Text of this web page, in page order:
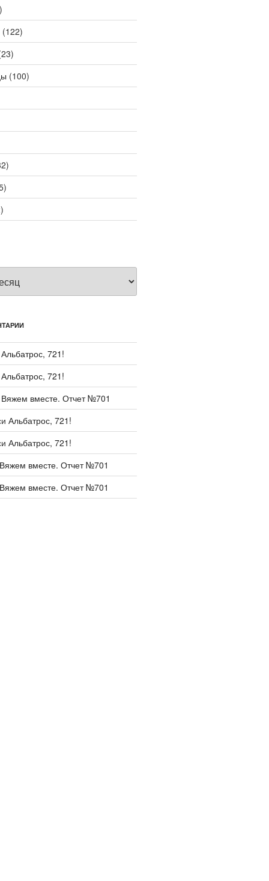
(122)
(100)
Альбатрос, 721!
Альбатрос, 721!
Вяжем вместе. Отчет №701
Альбатрос, 721!
Альбатрос, 721!
вместе. Отчет №701
вместе. Отчет №701